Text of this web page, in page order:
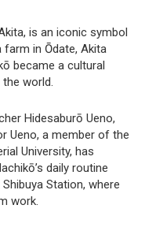
is an iconic symbol
farm in Ōdate, Akita
became a cultural
world.
Hidesaburō Ueno,
Ueno, a member of the
University, has
daily routine
Station, where
work.